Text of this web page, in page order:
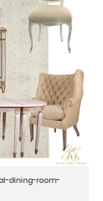
dining-room-